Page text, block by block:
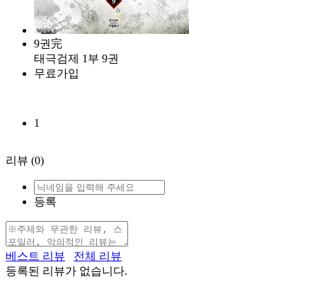
9권完
태극검제 1부 9권
무료가입
1
리뷰 (0)
등록
베스트 리뷰
전체 리뷰
등록된 리뷰가 없습니다.